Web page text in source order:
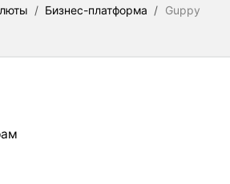
/ Бизнес-платформа / Guppy